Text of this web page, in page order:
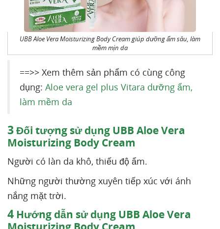
UBB Aloe Vera Moisturizing Body Cream giúp dưỡng ẩm sâu, làm
mềm mịn da
==>> Xem thêm sản phẩm có cùng công
dụng: Aloe vera gel plus Vitara dưỡng ẩm,
làm mềm da
3Đối tượng sử dụng UBB Aloe Vera
Moisturizing Body Cream
Người có làn da khô, thiếu độ ẩm.
Những người thường xuyên tiếp xúc với ánh
nắng mặt trời.
4 Hướng dẫn sử dụng UBB Aloe Vera